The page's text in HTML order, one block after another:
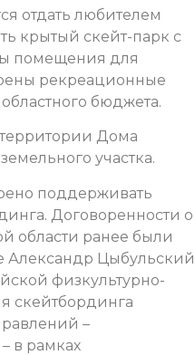
отдать любителем
крытый скейт-парк с
помещения для
рекреационные
бюджета.
территории Дома
участка.
поддерживать
Договоренности о
области ранее были
Александр Цыбульский
физкультурно-
скейтбординга
–
в рамках